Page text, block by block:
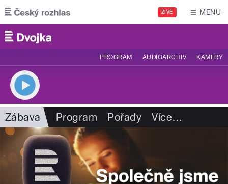
Přejít k hlavnímu obsahu
ŽIVĚ MENU
PROGRAM AUDIOARCHIV KAMERY
Zábava Program Pořady Více…